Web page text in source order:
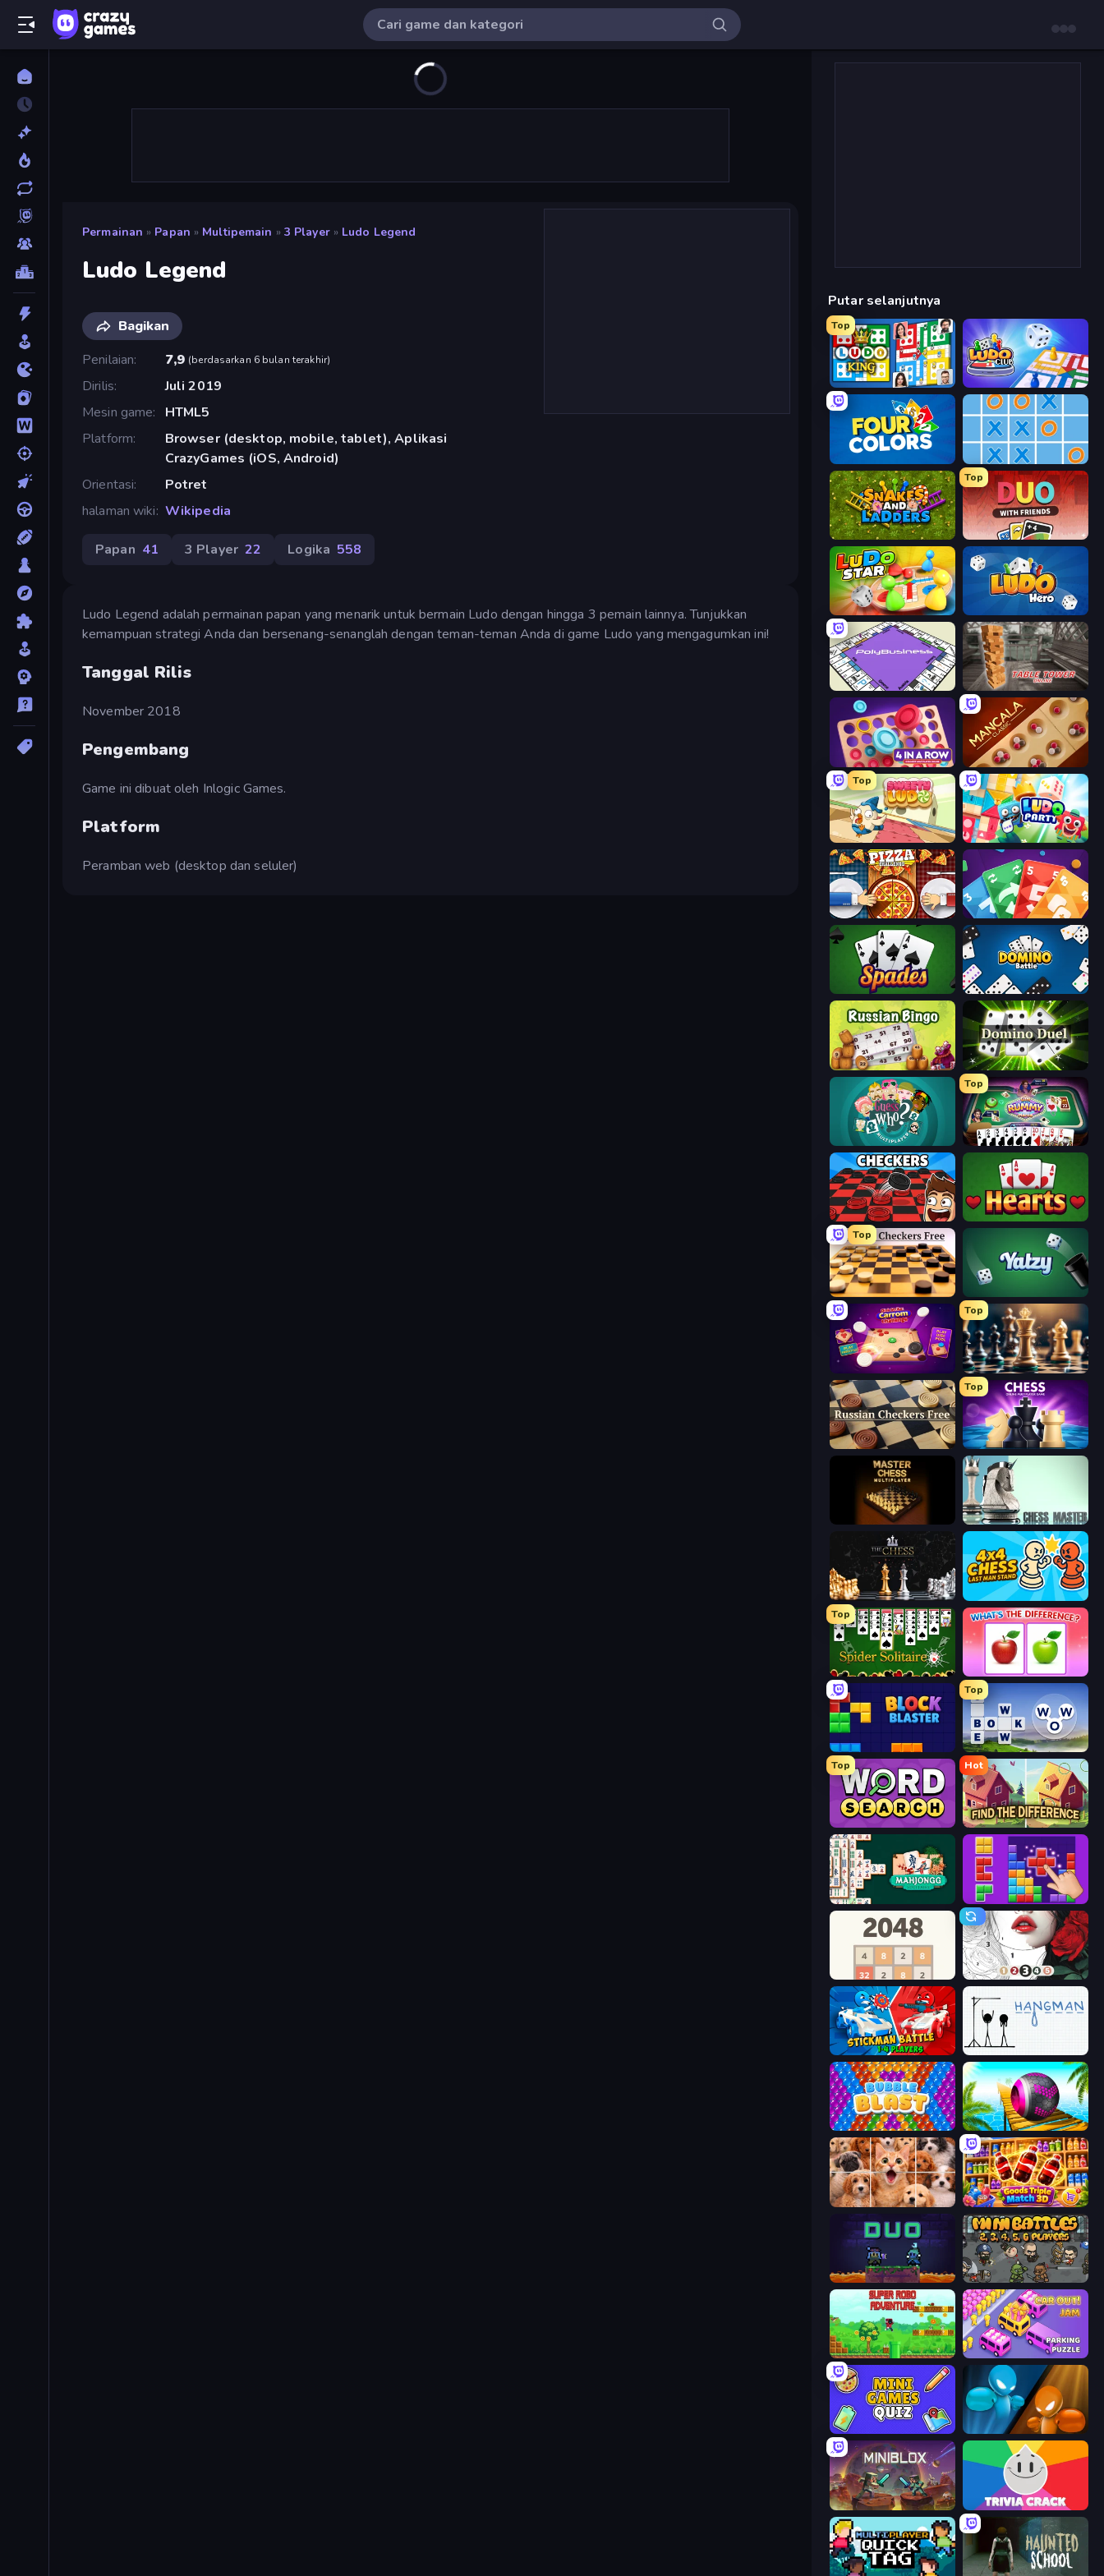
Permainan » Papan » Multipemain » 3 Player » Ludo Legend
Ludo Legend
Bagikan
Penilaian
7,9 (berdasarkan 6 bulan terakhir)
Dirilis
Juli 2019
Mesin game
HTML5
Platform
Browser (desktop, mobile, tablet), Aplikasi
CrazyGames (iOS, Android)
Orientasi
Potret
halaman wiki Wikipedia
Papan 41 3 Player 22 Logika 558
Ludo Legend adalah permainan papan yang menarik untuk bermain Ludo dengan hingga 3 pemain lainnya. Tunjukkan
kemampuan strategi Anda dan bersenang-senanglah dengan teman-teman Anda di game Ludo yang mengagumkan ini!
Tanggal Rilis
November 2018
Pengembang
Game ini dibuat oleh Inlogic Games.
Platform
Peramban web (desktop dan seluler)
Putar selanjutnya
Top
Ludo King Ludo Club
Tic Tac Toe Online
Snakes and Ladders
Top
DUO With Friends
Ludo Star League
PolyBusiness (Unofficial Monopoly) Table Tower Online
Connect 4 Online Multiplayer Mancala Classic
Top
Sweety Ludo Ludo Party
Pizza Challenge Foono Online Multiplayer
Spades Domino Battle
Russian Bingo Domino Duel
Guess Who Online
Top
Gin Rummy Mania
Checkers & Draughts Multiplayer Hearts: Classic
Top
English Checkers Free
Top
Chess Free
Russian Checkers Free
Top
Chess Online Multiplayer
Master Chess Chess Master
The Chess 4x4 Chess: Last Man Stand
Top
Spider Solitaire What's The Difference?
Block Blaster
Top
Words of Wonders
Top
Daily Word Search
Hot
Find The Difference
Mahjongg Solitaire BlockBuster Puzzle
2048 Numicolor
Stickman battle 1-4 Players Hangman
Bubble Blast Rolling Balls Sea Race
Jigpic Solitaire Goods Triple Match 3D
Duo MiniBattles
Super Robo - Adventure Car OUT! Jam Parking Puzzle
Mini Games Quiz Drunken Boxing
Miniblox Trivia Crack